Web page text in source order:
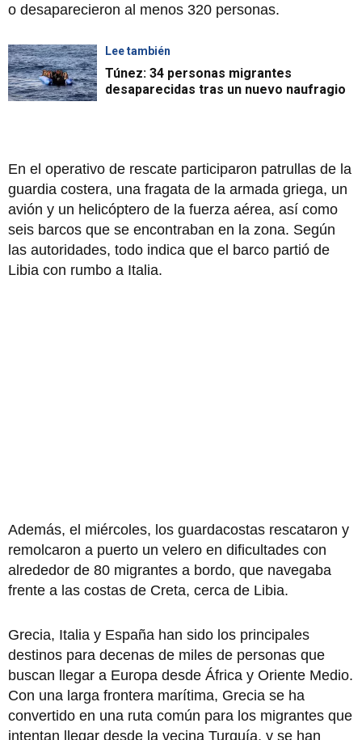
o desaparecieron al menos 320 personas.
Lee también
Túnez: 34 personas migrantes
desaparecidas tras un nuevo naufragio
En el operativo de rescate participaron patrullas de la
guardia costera, una fragata de la armada griega, un
avión y un helicóptero de la fuerza aérea, así como
seis barcos que se encontraban en la zona. Según
las autoridades, todo indica que el barco partió de
Libia con rumbo a Italia.
Además, el miércoles, los guardacostas rescataron y
remolcaron a puerto un velero en dificultades con
alrededor de 80 migrantes a bordo, que navegaba
frente a las costas de Creta, cerca de Libia.
Grecia, Italia y España han sido los principales
destinos para decenas de miles de personas que
buscan llegar a Europa desde África y Oriente Medio.
Con una larga frontera marítima, Grecia se ha
convertido en una ruta común para los migrantes que
intentan llegar desde la vecina Turquía, y se han